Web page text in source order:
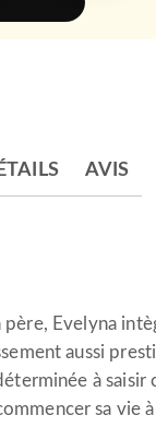
AVIS
Evelyna
aussi
à saisir
sa vie